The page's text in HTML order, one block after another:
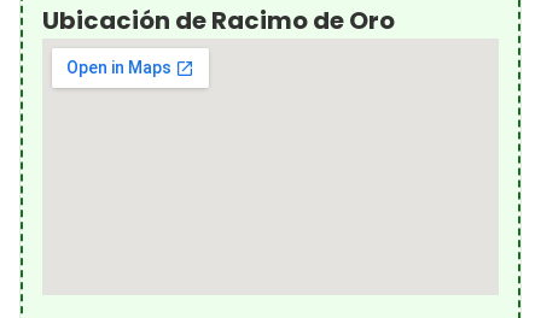
Ubicación de Racimo de Oro